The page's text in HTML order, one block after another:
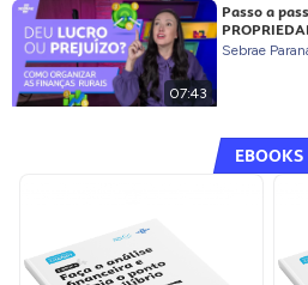
07:43
Passo a
Sebrae
EBOOKS